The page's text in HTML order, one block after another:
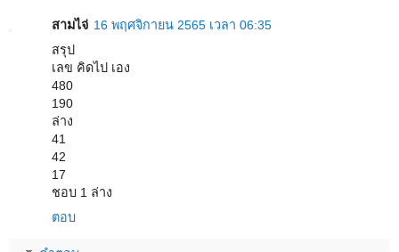
สามไจ่ 16 พฤศจิกายน 2565 เวลา 06:35
สรุป
เลข คิดไป เอง
480
190
ล่าง
41
42
17
ชอบ 1 ล่าง
ตอบ